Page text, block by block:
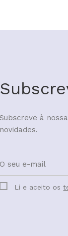
Subscreve à
novidades.
Li e aceito os